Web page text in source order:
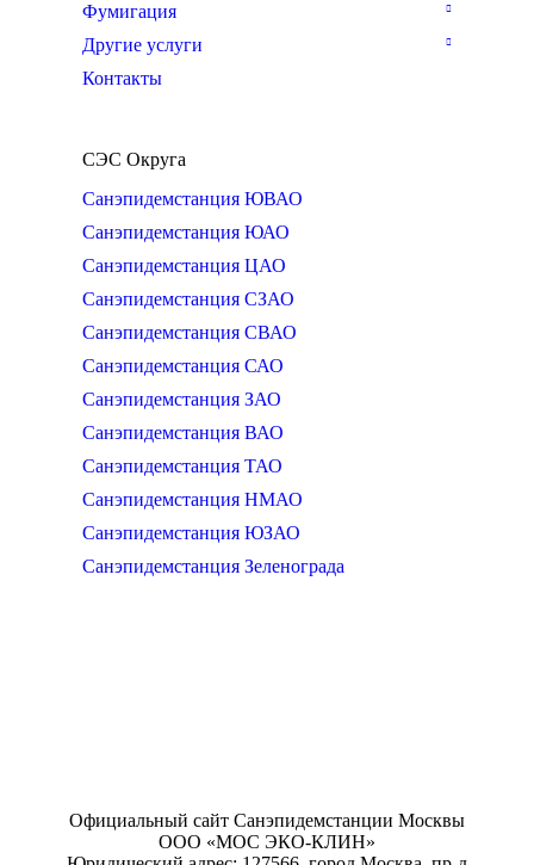
Фумигация
Другие услуги
Контакты
СЭС Округа
Санэпидемстанция ЮВАО
Санэпидемстанция ЮАО
Санэпидемстанция ЦАО
Санэпидемстанция СЗАО
Санэпидемстанция СВАО
Санэпидемстанция САО
Санэпидемстанция ЗАО
Санэпидемстанция ВАО
Санэпидемстанция ТАО
Санэпидемстанция НМАО
Санэпидемстанция ЮЗАО
Санэпидемстанция Зеленограда
Официальный сайт Санэпидемстанции Москвы
ООО «МОС ЭКО-КЛИН»